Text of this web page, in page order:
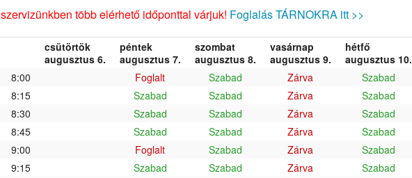
szervizünkben több elérhető időponttal várjuk! Foglalás TÁRNOKRA itt >>
csütörtök
augusztus 6.
péntek
augusztus 7.
szombat
augusztus 8.
vasárnap
augusztus 9.
hétfő
augusztus 10.
8:00
Foglalt Szabad Zárva Szabad
8:15
Szabad Szabad Zárva Szabad
8:30
Szabad Szabad Zárva Szabad
8:45
Szabad Szabad Zárva Szabad
9:00
Foglalt Szabad Zárva Szabad
9:15
Szabad Szabad Zárva Szabad